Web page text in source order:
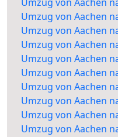
Umzug von Aachen
Umzug von Aachen
Umzug von Aachen
Umzug von Aachen
Umzug von Aachen
Umzug von Aachen
Umzug von Aachen
Umzug von Aachen
Umzug von Aachen